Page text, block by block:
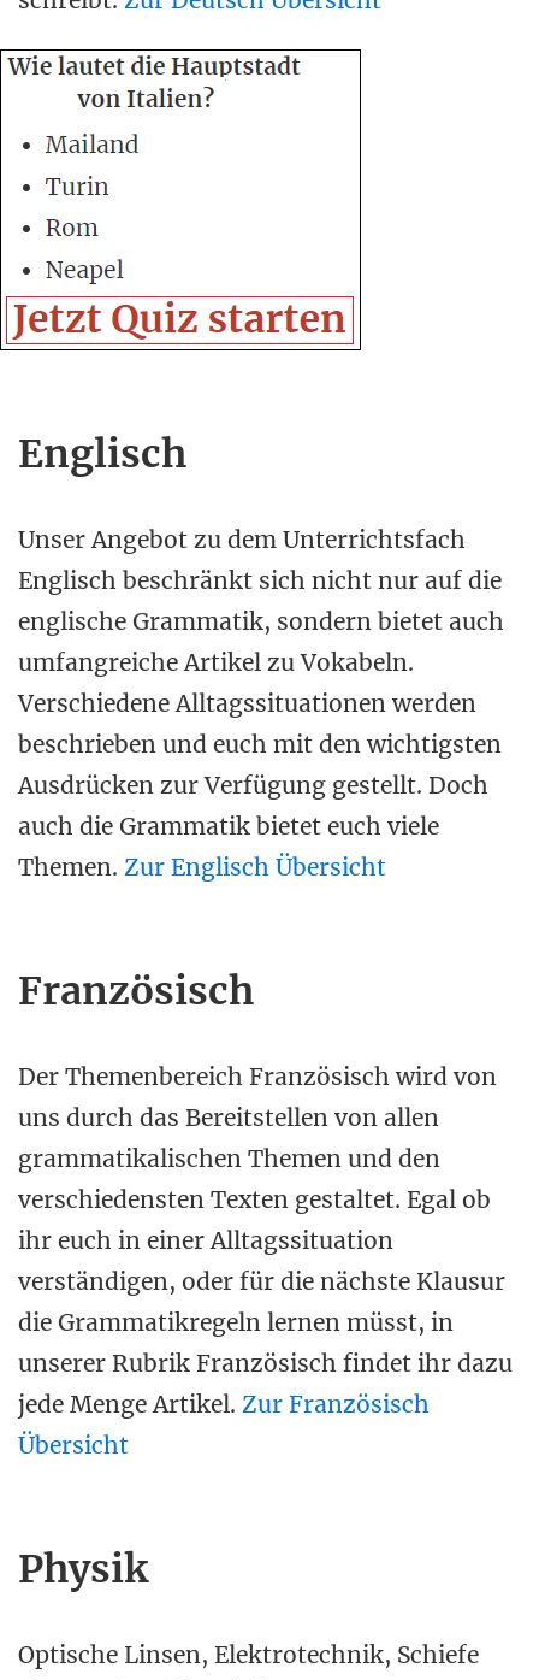
Englisch
Unser Angebot zu dem Unterrichtsfach
Englisch beschränkt sich nicht nur auf die
englische Grammatik, sondern bietet auch
umfangreiche Artikel zu Vokabeln.
Verschiedene Alltagssituationen werden
beschrieben und euch mit den wichtigsten
Ausdrücken zur Verfügung gestellt. Doch
auch die Grammatik bietet euch viele
Themen. Zur Englisch Übersicht
Französisch
Der Themenbereich Französisch wird von
uns durch das Bereitstellen von allen
grammatikalischen Themen und den
verschiedensten Texten gestaltet. Egal ob
ihr euch in einer Alltagssituation
verständigen, oder für die nächste Klausur
die Grammatikregeln lernen müsst, in
unserer Rubrik Französisch findet ihr dazu
jede Menge Artikel. Zur Französisch
Übersicht
Physik
Optische Linsen, Elektrotechnik, Schiefe